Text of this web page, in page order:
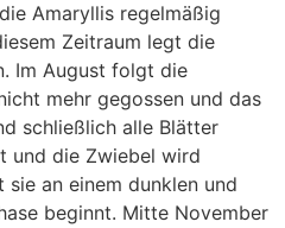
Amaryllis regelmäßig
Zeitraum legt die
Im August folgt die
mehr gegossen und das
schließlich alle Blätter
und die Zwiebel wird
an einem dunklen und
beginnt. Mitte November